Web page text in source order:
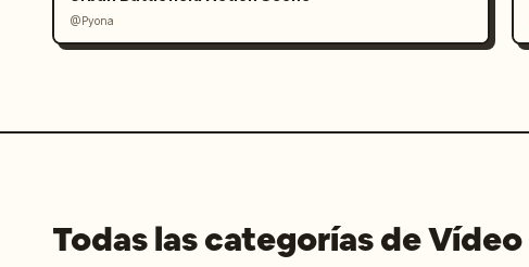
@Pyona
Todas las categorías de Vídeo